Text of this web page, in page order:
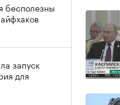
бесполезны
запуск
для